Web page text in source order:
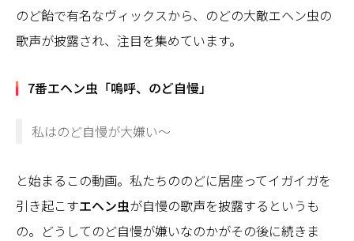
のど飴で有名なヴィックスから、のどの大敵エヘン虫の
歌声が披露され、注目を集めています。
7番エヘン虫「嗚呼、のど自慢」
私はのど自慢が大嫌い～
と始まるこの動画。私たちののどに居座ってイガイガを
引き起こすエヘン虫が自慢の歌声を披露するというも
の。どうしてのど自慢が嫌いなのかがその後に続きま